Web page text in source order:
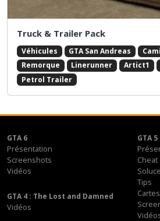
Truck & Trailer Pack
Véhicules GTA San Andreas
Remorque
Linerunner Artict1
Petrol Trailer
GTA 6
Présentation
Screenshots
Vidéos
GTA 5
Tips
GTA 4 : The Lost and Damned
Vidéos